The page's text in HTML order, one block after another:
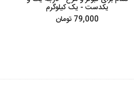
یکدست - یک کیلوگرم
79,000 تومان